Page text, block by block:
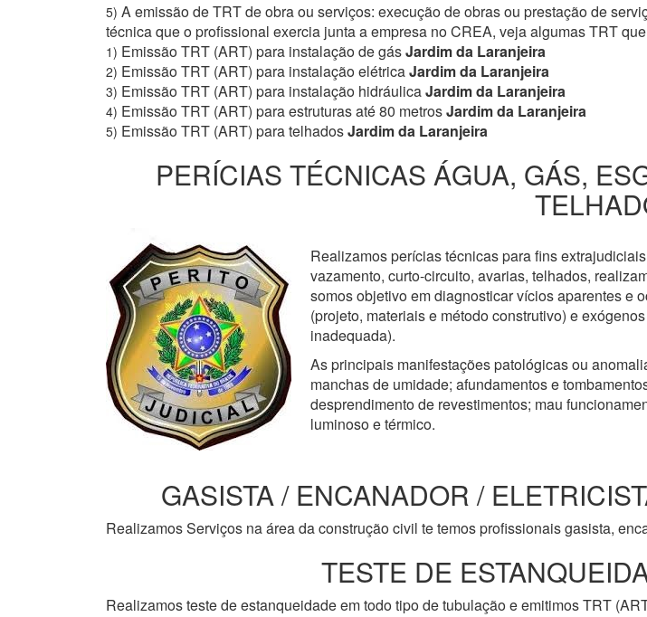
5) A emissão de TRT de obra ou serviços: execução de obras ou prestação de
técnica que o profissional exercia junta a empresa no CREA, veja algumas TRT
1) Emissão TRT (ART) para instalação de gásJardim da Laranjeira
2) Emissão TRT (ART) para instalação elétricaJardim da Laranjeira
3) Emissão TRT (ART) para instalação hidráulicaJardim da Laranjeira
4) Emissão TRT (ART) para estruturas até 80 metrosJardim da Laranjeira
5) Emissão TRT (ART) para telhadosJardim da Laranjeira
PERÍCIAS TÉCNICAS ÁGUA, GÁS,
Realizamos perícias técnicas para fins
vazamento, curto-circuito, avarias, telhados,
somos objetivo em diagnosticar vícios aparentes e
(projeto, materiais e método construtivo) e
inadequada).
As principais manifestações patológicas ou
manchas de umidade; afundamentos e
desprendimento de revestimentos; mau
luminoso e térmico.
GASISTA / ENCANADOR /
Realizamos Serviços na área da construção civil te temos profissionais gasista,
TESTE DE
Realizamos teste de estanqueidade em todo tipo de tubulação e emitimos TRT